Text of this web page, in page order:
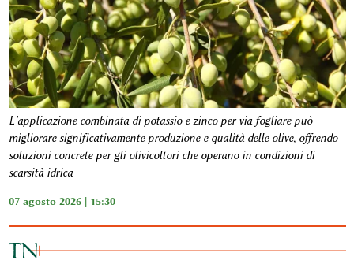
L'applicazione combinata di potassio e zinco per via fogliare può
migliorare significativamente produzione e qualità delle olive, offrendo
soluzioni concrete per gli olivicoltori che operano in condizioni di
scarsità idrica
07 agosto 2026 | 15:30